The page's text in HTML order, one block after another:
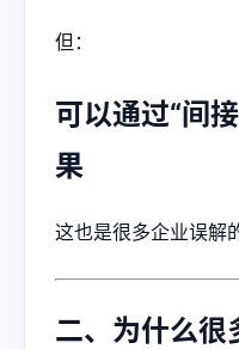
但：
可以通过“间
果
这也是很多企业误解
二、为什么很